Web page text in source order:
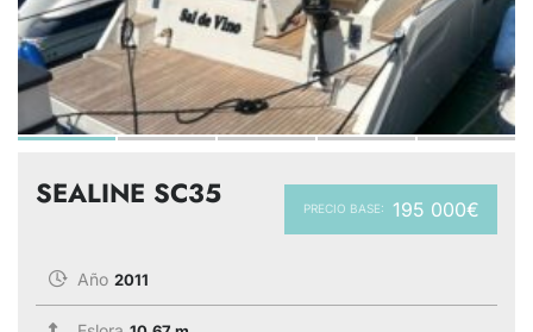
PRECIO BASE: 195 000€
SEALINE SC35
Año 2011